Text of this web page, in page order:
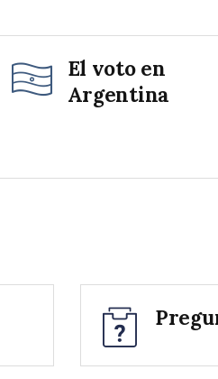
El voto en
Argentina